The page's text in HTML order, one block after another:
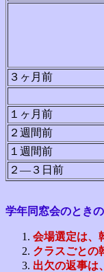
３ヶ月前
１ヶ月前
２週間前
１週間前
２―３日前
学年同窓会のとき
会場選定は、
クラスごとの
出欠の返事は